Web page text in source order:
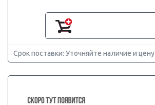
Срок поставки: Уточняйте наличие и цену